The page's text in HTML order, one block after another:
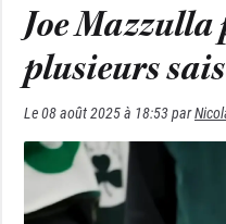
Joe Mazzulla
plusieurs
Le08 août 2025 à 18:53par